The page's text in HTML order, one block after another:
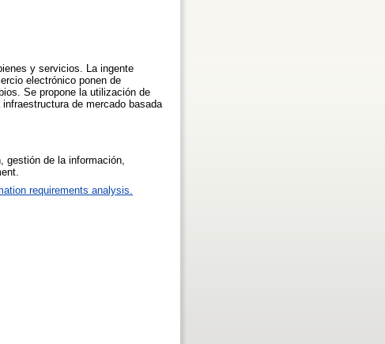
y servicios. La ingente
electrónico ponen de
Se propone la utilización de
de mercado basada
gestión de la información,
requirements analysis.